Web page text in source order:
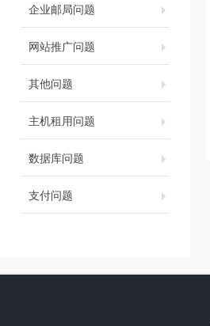
企业邮局问题
网站推广问题
其他问题
主机租用问题
数据库问题
支付问题